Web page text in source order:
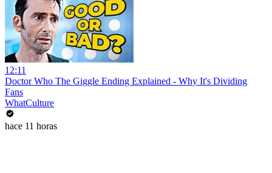
12:11
Doctor Who The Giggle Ending Explained - Why It's Dividing
Fans
WhatCulture
hace 11 horas